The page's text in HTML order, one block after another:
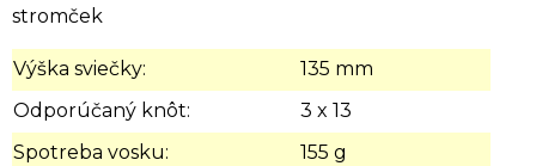
stromček
Výška sviečky:
135 mm
Odporúčaný knôt:
3 x 13
Spotreba vosku:
155 g